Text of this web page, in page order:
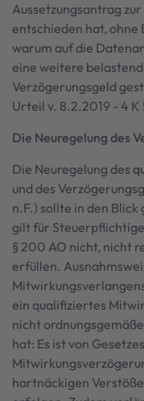
Aussetzungsantrag
entschieden hat, ohne
warum auf die
eine weitere
Verzögerungsgeld
Urteil v. 8.2.2019 - 4 K
Die Neuregelung des
Die Neuregelung des
und des
n.F.) sollte in den
gilt für
§ 200 AO nicht, nicht
erfüllen.
ein qualifiziertes
nicht
hat: Es ist von
hartnäckigen